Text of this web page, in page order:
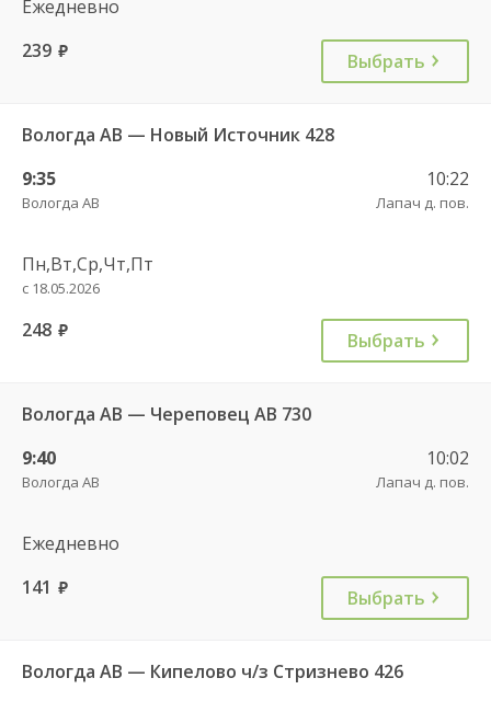
Ежедневно
239 руб. Выбрать
Вологда АВ — Новый Источник 428
9:35
Вологда АВ
10:22
Лапач д. пов.
Пн,Вт,Ср,Чт,Пт
с 18.05.2026
248 руб. Выбрать
Вологда АВ — Череповец АВ 730
9:40
Вологда АВ
10:02
Лапач д. пов.
Ежедневно
141 руб. Выбрать
Вологда АВ — Кипелово ч/з Стризнево 426